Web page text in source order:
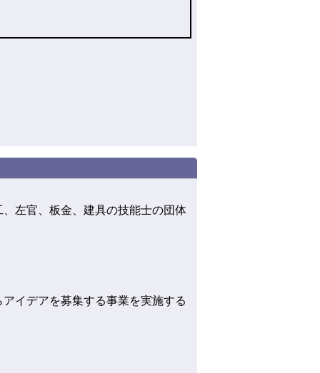
左官、板金、建具の技能士の団体
イデアを募集する事業を実施する